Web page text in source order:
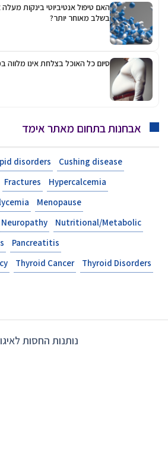
האם טיפול אנטיביוטי בינקות
בשלב מאוחר יותר?
סיום כל האוכל בצלחת אינו מלווה
אבחנות בתחום מאתר אימד
disorders
Cushing disease
Fractures
Hypercalcemia
Menopause
Neuropathy
Nutritional/Metabolic
Pancreatitis
Thyroid Cancer Thyroid Disorders
נותנות החסות